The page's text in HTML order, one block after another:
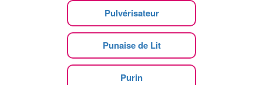
Pulvérisateur
Punaise de Lit
Purin